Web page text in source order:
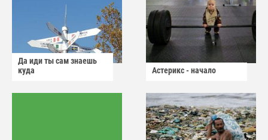
Да иди ты сам знаешь
куда
Астерикс - начало